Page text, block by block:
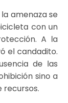
amenaza se
con un
A la
el candadito.
de las
sino a